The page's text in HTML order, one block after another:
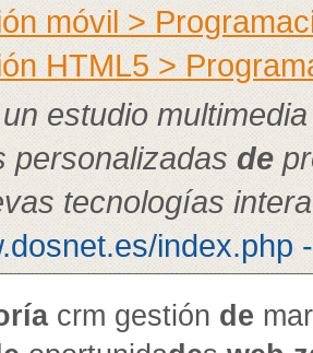
móvil >
HTML5 >
estudio
personalizadasde
tecnologías
index.php
crm gestión de